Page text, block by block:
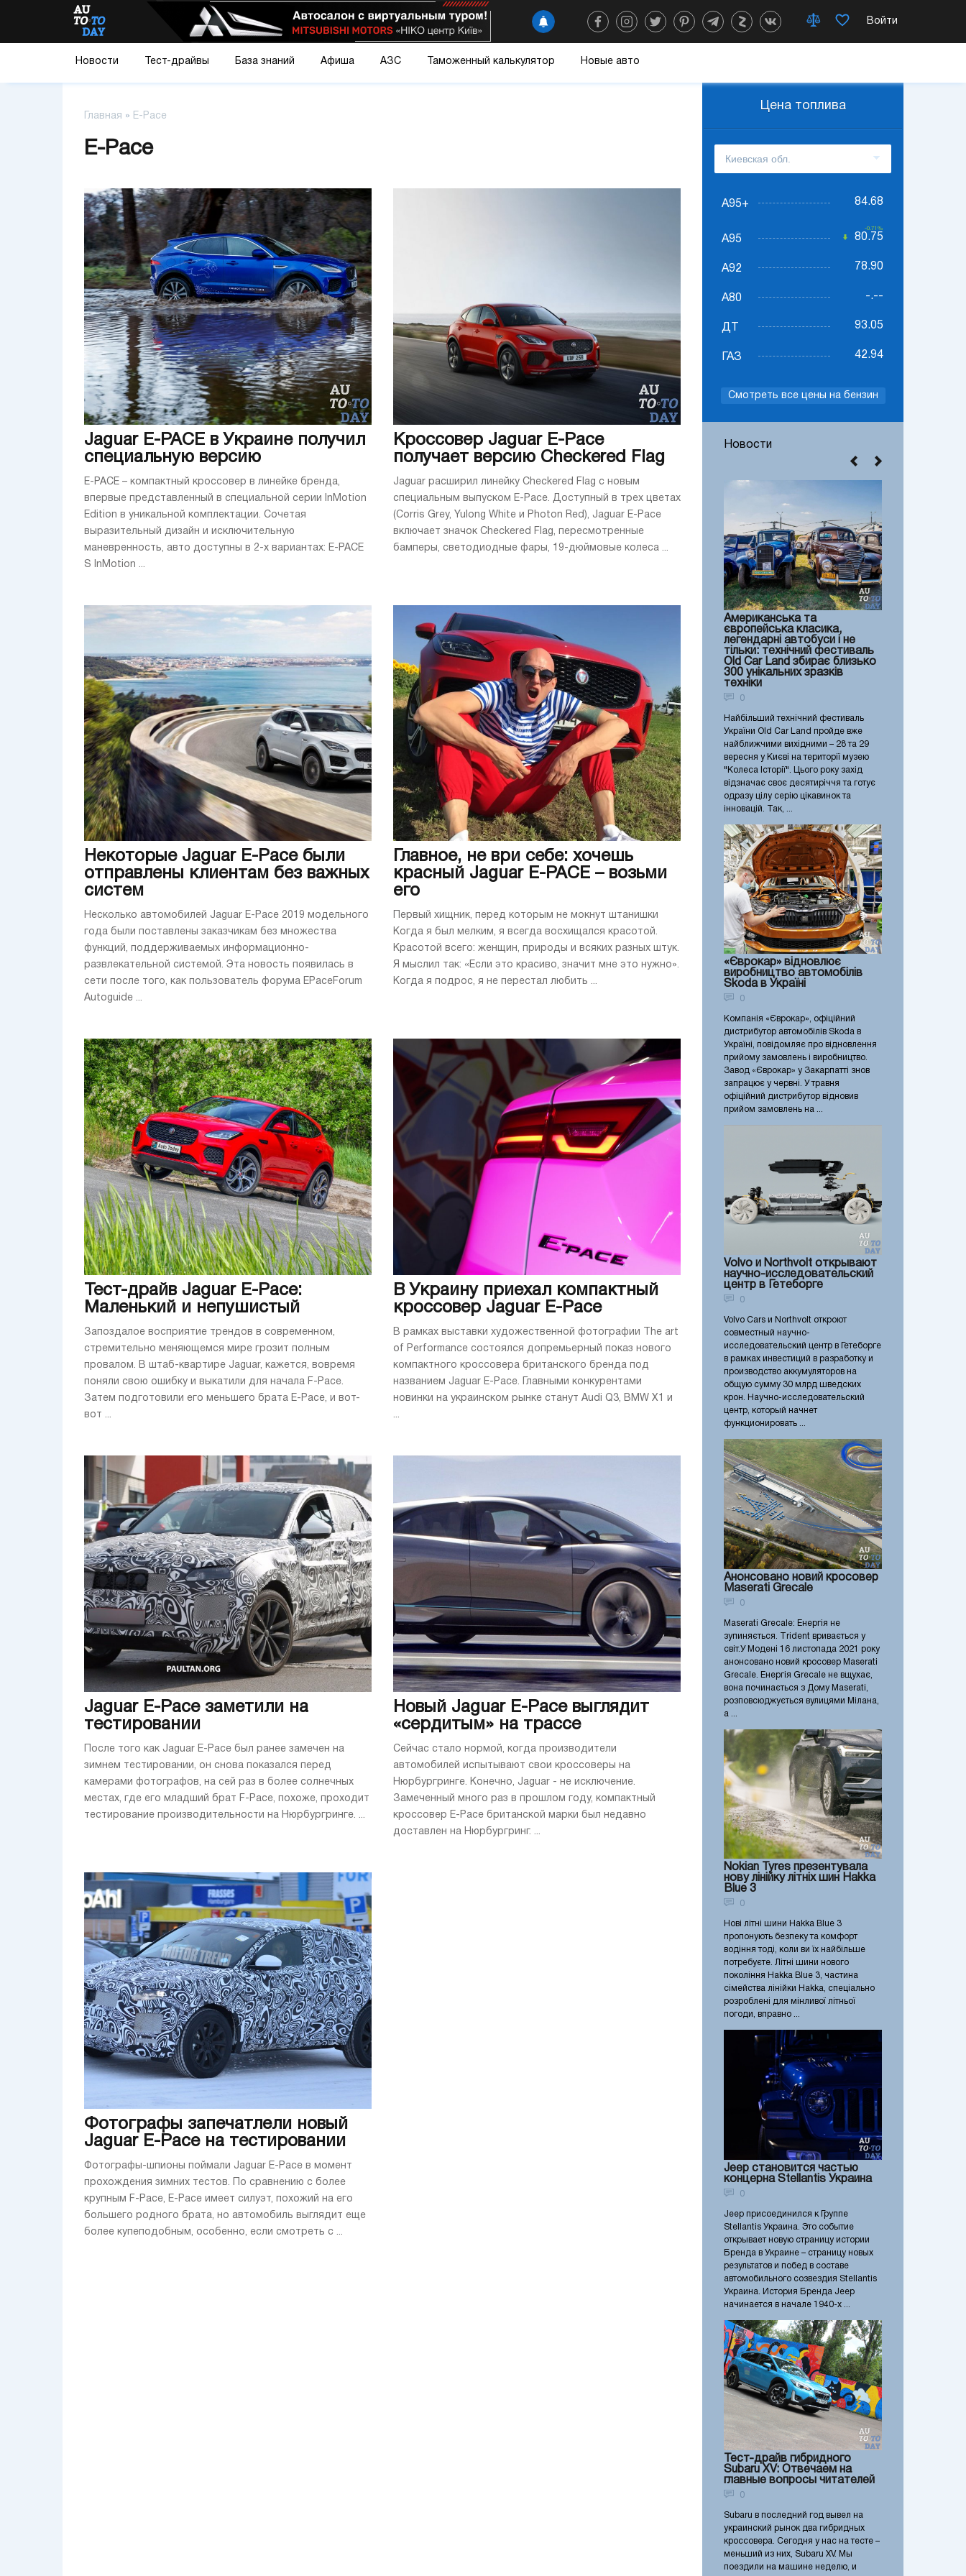
Войти
Новости Тест-драйвы База знаний Афиша АЗС Таможенный калькулятор Новые авто
Главная » E-Pace
E-Pace
Jaguar E-PACE в Украине получил
специальную версию
E-PACE – компактный кроссовер в линейке бренда,
впервые представленный в специальной серии InMotion
Edition в уникальной комплектации. Сочетая
выразительный дизайн и исключительную
маневренность, авто доступны в 2-х вариантах: E-PACE
S InMotion ...
Кроссовер Jaguar E-Pace
получает версию Checkered Flag
Jaguar расширил линейку Checkered Flag с новым
специальным выпуском E-Pace. Доступный в трех цветах
(Corris Grey, Yulong White и Photon Red), Jaguar E-Pace
включает значок Checkered Flag, пересмотренные
бамперы, светодиодные фары, 19-дюймовые колеса ...
Некоторые Jaguar E-Pace были
отправлены клиентам без важных
систем
Несколько автомобилей Jaguar E-Pace 2019 модельного
года были поставлены заказчикам без множества
функций, поддерживаемых информационно-
развлекательной системой. Эта новость появилась в
сети после того, как пользователь форума EPaceForum
Autoguide ...
Главное, не ври себе: хочешь
красный Jaguar E-PACE – возьми
его
Первый хищник, перед которым не мокнут штанишки
Когда я был мелким, я всегда восхищался красотой.
Красотой всего: женщин, природы и всяких разных штук.
Я мыслил так: «Если это красиво, значит мне это нужно».
Когда я подрос, я не перестал любить ...
Тест-драйв Jaguar E-Pace:
Маленький и непушистый
Запоздалое восприятие трендов в современном,
стремительно меняющемся мире грозит полным
провалом. В штаб-квартире Jaguar, кажется, вовремя
поняли свою ошибку и выкатили для начала F-Pace.
Затем подготовили его меньшего брата E-Pace, и вот-
вот ...
В Украину приехал компактный
кроссовер Jaguar E-Pace
В рамках выставки художественной фотографии The art
of Performance состоялся допремьерный показ нового
компактного кроссовера британского бренда под
названием Jaguar E-Pace. Главными конкурентами
новинки на украинском рынке станут Audi Q3, BMW X1 и
...
Jaguar E-Pace заметили на
тестировании
После того как Jaguar E-Pace был ранее замечен на
зимнем тестировании, он снова показался перед
камерами фотографов, на сей раз в более солнечных
местах, где его младший брат F-Pace, похоже, проходит
тестирование производительности на Нюрбургринге. ...
Новый Jaguar E-Pace выглядит
«сердитым» на трассе
Сейчас стало нормой, когда производители
автомобилей испытывают свои кроссоверы на
Нюрбургринге. Конечно, Jaguar - не исключение.
Замеченный много раз в прошлом году, компактный
кроссовер E-Pace британской марки был недавно
доставлен на Нюрбургринг. ...
Фотографы запечатлели новый
Jaguar E-Pace на тестировании
Фотографы-шпионы поймали Jaguar E-Pace в момент
прохождения зимних тестов. По сравнению с более
крупным F-Pace, E-Pace имеет силуэт, похожий на его
большего родного брата, но автомобиль выглядит еще
более купеподобным, особенно, если смотреть с ...
Цена топлива
А95+ 84.68
А95
-0.71%
80.75
А92 78.90
А80 -.--
ДТ 93.05
ГАЗ 42.94
Смотреть все цены на бензин
Новости
Американська та
європейська класика,
легендарні автобуси і не
тільки: технічний фестиваль
Old Car Land збирає близько
300 унікальних зразків
техніки
0
Найбільший технічний фестиваль
України Old Car Land пройде вже
найближчими вихідними – 28 та 29
вересня у Києві на території музею
"Колеса Історії". Цього року захід
відзначає своє десятиріччя та готує
одразу цілу серію цікавинок та
інновацій. Так, ...
«Єврокар» відновлює
виробництво автомобілів
Skoda в Україні
0
Компанія «Єврокар», офіційний
дистрибутор автомобілів Skoda в
Україні, повідомляє про відновлення
прийому замовлень і виробництво.
Завод «Єврокар» у Закарпатті знов
запрацює у червні. У травня
офіційний дистрибутор відновив
прийом замовлень на ...
Volvo и Northvolt открывают
научно-исследовательский
центр в Гетеборге
0
Volvo Cars и Northvolt откроют
совместный научно-
исследовательский центр в Гетеборге
в рамках инвестиций в разработку и
производство аккумуляторов на
общую сумму 30 млрд шведских
крон. Научно-исследовательский
центр, который начнет
функционировать ...
Анонсовано новий кросовер
Maserati Grecale
0
Maserati Grecale: Енергія не
зупиняється. Тrident вривається у
світ.​ У Модені 16 листопада 2021 року
анонсовано новий кросовер Maserati
Grecale. Енергія Grecale не вщухає,
вона починається з Дому Maserati,
розповсюджується вулицями Мілана,
а ...
Nokian Tyres презентувала
нову лінійку літніх шин Hakka
Blue 3
0
Нові літні шини Hakka Blue 3
пропонують безпеку та комфорт
водіння тоді, коли ви їх найбільше
потребуєте. Літні шини нового
покоління Hakka Blue 3, частина
сімейства лінійки Hakka, спеціально
розроблені для мінливої літньої
погоди, вправно ...
Jeep становится частью
концерна Stellantis Украина
0
Jeep присоединился к Группе
Stellantis Украина. Это событие
открывает новую страницу истории
Бренда в Украине – страницу новых
результатов и побед в составе
автомобильного созвездия Stellantis
Украина. История Бренда Jeep
начинается в начале 1940-х ...
Тест-драйв гибридного
Subaru XV: Отвечаем на
главные вопросы читателей
0
Subaru в последний год вывел на
украинский рынок два гибридных
кроссовера. Сегодня у нас на тесте –
меньший из них, Subaru XV. Мы
поездили на машине неделю, и